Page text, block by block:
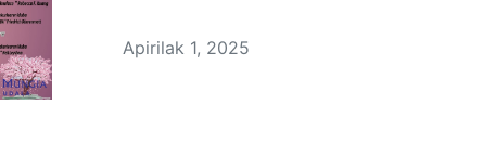
Apirilak 1, 2025